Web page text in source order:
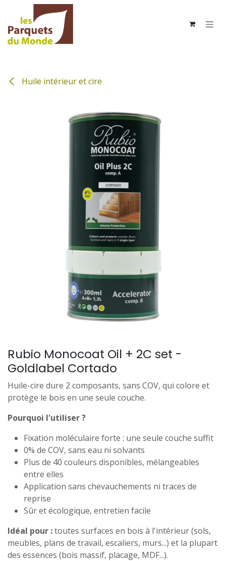
Se rendre au contenu
Huile intérieur et cire
Rubio Monocoat Oil + 2C set -
Goldlabel Cortado
Huile-cire dure 2 composants, sans COV, qui colore et
protège le bois en une seule couche.
Pourquoi l'utiliser ?
Fixation moléculaire forte : une seule couche suffit
0% de COV, sans eau ni solvants
Plus de 40 couleurs disponibles, mélangeables
entre elles
Application sans chevauchements ni traces de
reprise
Sûr et écologique, entretien facile
Idéal pour :toutes surfaces en bois à l'intérieur (sols,
meubles, plans de travail, escaliers, murs...) et la plupart
des essences (bois massif, placage, MDF...).